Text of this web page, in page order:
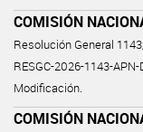
COMISIÓN
Resolución General
RESGC-2026-1143-
Modificación.
COMISIÓN